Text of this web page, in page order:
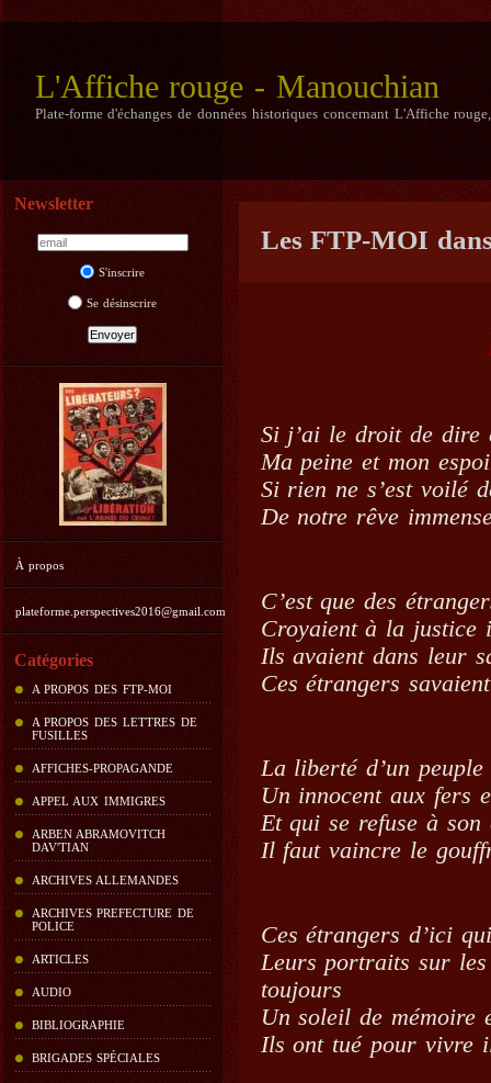
L'Affiche rouge - Manouchian
Plate-forme d'échanges de données historiques concernant L'Affiche
Newsletter
S'inscrire
Se désinscrire
À propos
plateforme.perspectives2016@gmail.com
Catégories
A PROPOS DES FTP-MOI
A PROPOS DES LETTRES DE
FUSILLES
AFFICHES-PROPAGANDE
APPEL AUX IMMIGRES
ARBEN ABRAMOVITCH
DAV'TIAN
ARCHIVES ALLEMANDES
ARCHIVES PREFECTURE DE
POLICE
ARTICLES
AUDIO
BIBLIOGRAPHIE
BRIGADES SPÉCIALES
Les FTP-MOI
Si j’ai le droit de dire
Ma peine et mon
Si rien ne s’est voilé
De notre rêve
C’est que des
Croyaient à la justice
Ils avaient dans leur
Ces étrangers
La liberté d’un
Un innocent aux fers
Et qui se refuse à
Il faut vaincre le
Ces étrangers d’ici
Leurs portraits sur
toujours
Un soleil de mémoire
Ils ont tué pour vivre